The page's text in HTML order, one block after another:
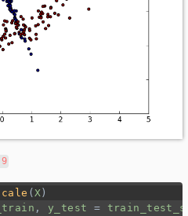
( X )
, y_test =